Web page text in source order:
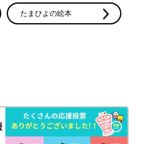
たまひよの絵本